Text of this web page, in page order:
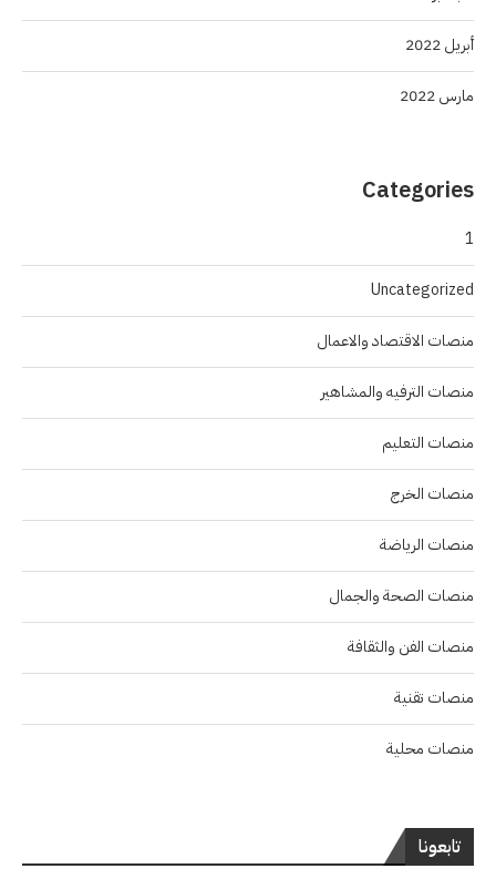
أبريل 2022
مارس 2022
Categories
1
Uncategorized
منصات الاقتصاد والاعمال
منصات الترفيه والمشاهير
منصات التعليم
منصات الخرج
منصات الرياضة
منصات الصحة والجمال
منصات الفن والثقافة
منصات تقنية
منصات محلية
تابعونا